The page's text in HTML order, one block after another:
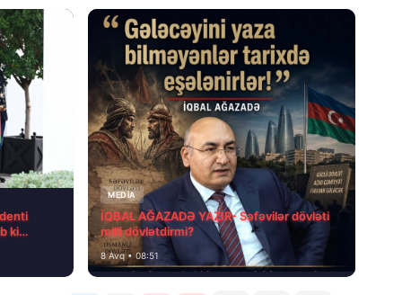
ki…
MEDİA
İQBAL AĞAZADƏ YAZIR- Səfəvilər dövləti
milli dövlətdirmi?
8 Avq • 08:51